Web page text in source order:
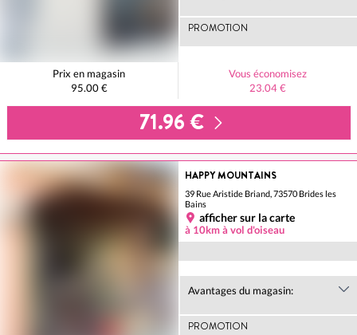
PROMOTION
Prix en magasin
95.00 €
Vous économisez
23.04 €
71.96 €
HAPPY MOUNTAINS
39 Rue Aristide Briand, 73570 Brides les
Bains
afficher sur la carte
à 10km à vol d'oiseau
Avantages du magasin:
PROMOTION